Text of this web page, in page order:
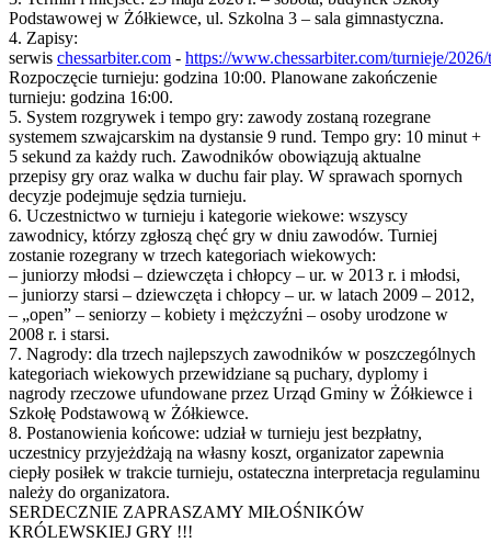
Podstawowej w Żółkiewce, ul. Szkolna 3 – sala gimnastyczna.
4. Zapisy:
serwis chessarbiter.com - https://www.chessarbiter.com/turnieje/
Rozpoczęcie turnieju: godzina 10:00. Planowane zakończenie
turnieju: godzina 16:00.
5. System rozgrywek i tempo gry: zawody zostaną rozegrane
systemem szwajcarskim na dystansie 9 rund. Tempo gry: 10 minut +
5 sekund za każdy ruch. Zawodników obowiązują aktualne
przepisy gry oraz walka w duchu fair play. W sprawach spornych
decyzje podejmuje sędzia turnieju.
6. Uczestnictwo w turnieju i kategorie wiekowe: wszyscy
zawodnicy, którzy zgłoszą chęć gry w dniu zawodów. Turniej
zostanie rozegrany w trzech kategoriach wiekowych:
– juniorzy młodsi – dziewczęta i chłopcy – ur. w 2013 r. i młodsi,
– juniorzy starsi – dziewczęta i chłopcy – ur. w latach 2009 – 2012,
– „open” – seniorzy – kobiety i mężczyźni – osoby urodzone w
2008 r. i starsi.
7. Nagrody: dla trzech najlepszych zawodników w poszczególnych
kategoriach wiekowych przewidziane są puchary, dyplomy i
nagrody rzeczowe ufundowane przez Urząd Gminy w Żółkiewce i
Szkołę Podstawową w Żółkiewce.
8. Postanowienia końcowe: udział w turnieju jest bezpłatny,
uczestnicy przyjeżdżają na własny koszt, organizator zapewnia
ciepły posiłek w trakcie turnieju, ostateczna interpretacja regulaminu
należy do organizatora.
SERDECZNIE ZAPRASZAMY MIŁOŚNIKÓW
KRÓLEWSKIEJ GRY !!!